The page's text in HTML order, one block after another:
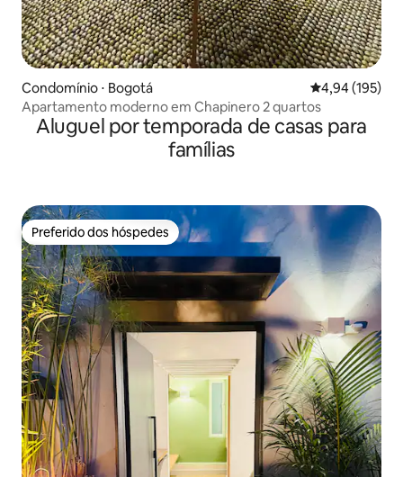
Condomínio ⋅ Bogotá 4,94 de uma
4,94 (195)
Apartamento moderno em Chapinero 2 quartos
Aluguel por temporada de casas para
famílias
Preferido dos hóspedes
Preferido dos hóspedes